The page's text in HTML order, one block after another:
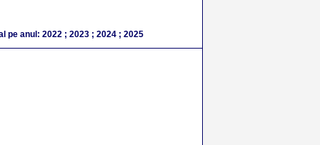
pe anul:2022 ;2023 ;2024 ;2025